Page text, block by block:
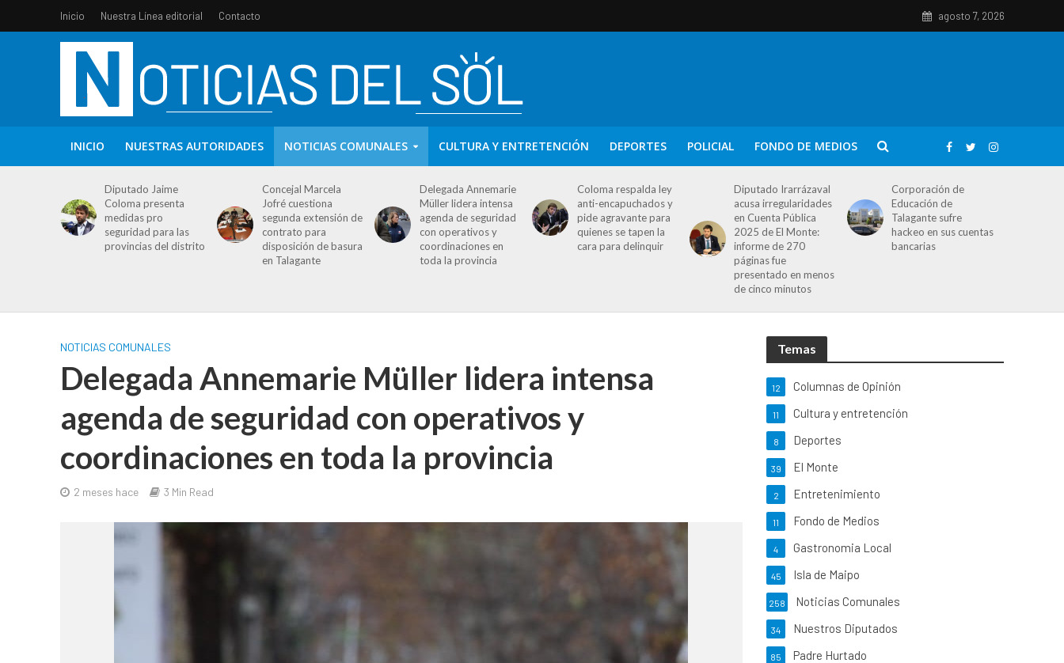
Inicio Nuestra Línea editorial Contacto agosto 7, 2026
INICIO NUESTRAS AUTORIDADES NOTICIAS COMUNALES CULTURA Y ENTRETENCIÓN DEPORTES POLICIAL FONDO DE MEDIOS
Diputado Jaime
Coloma presenta
medidas pro
seguridad para las
provincias del distrito
Concejal Marcela
Jofré cuestiona
segunda extensión de
contrato para
disposición de basura
en Talagante
Delegada Annemarie
Müller lidera intensa
agenda de seguridad
con operativos y
coordinaciones en
toda la provincia
Coloma respalda ley
anti-encapuchados y
pide agravante para
quienes se tapen la
cara para delinquir
Diputado Irarrázaval
acusa irregularidades
en Cuenta Pública
2025 de El Monte:
informe de 270
páginas fue
presentado en menos
de cinco minutos
Corporación de
Educación de
Talagante sufre
hackeo en sus cuentas
bancarias
NOTICIAS COMUNALES
Delegada Annemarie Müller lidera intensa
agenda de seguridad con operativos y
coordinaciones en toda la provincia
2 meses hace 3 Min Read
Temas
Columnas de Opinión
12
Cultura y entretención
11
Deportes
8
El Monte
39
Entretenimiento
2
Fondo de Medios
11
Gastronomia Local
4
Isla de Maipo
45
Noticias Comunales
258
Nuestros Diputados
34
Padre Hurtado
85